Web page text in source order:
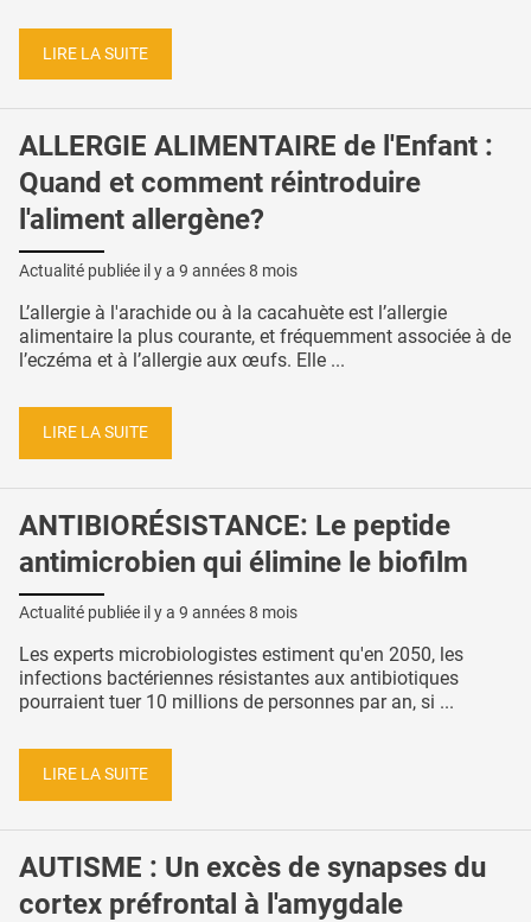
LIRE LA SUITE
ALLERGIE ALIMENTAIRE de l'Enfant :
Quand et comment réintroduire
l'aliment allergène?
Actualité publiée il y a 9 années 8 mois
L’allergie à l'arachide ou à la cacahuète est l’allergie
alimentaire la plus courante, et fréquemment associée à de
l’eczéma et à l’allergie aux œufs. Elle ...
LIRE LA SUITE
ANTIBIORÉSISTANCE: Le peptide
antimicrobien qui élimine le biofilm
Actualité publiée il y a 9 années 8 mois
Les experts microbiologistes estiment qu'en 2050, les
infections bactériennes résistantes aux antibiotiques
pourraient tuer 10 millions de personnes par an, si ...
LIRE LA SUITE
AUTISME : Un excès de synapses du
cortex préfrontal à l'amygdale